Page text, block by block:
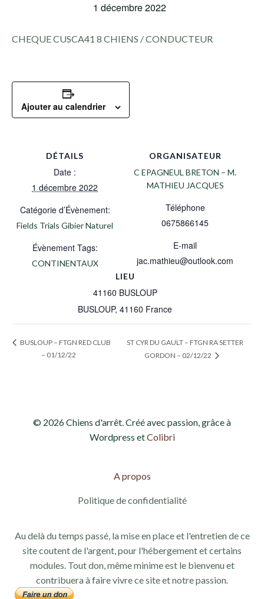
1 décembre 2022
CHEQUE CUSCA41 8 CHIENS / CONDUCTEUR
Ajouter au calendrier
DÉTAILS
Date :
1 décembre 2022
Catégorie d’Évènement:
Fields Trials Gibier Naturel
Évènement Tags:
CONTINENTAUX
LIEU
41160 BUSLOUP
BUSLOUP, 41160 France
ORGANISATEUR
C EPAGNEUL BRETON – M.
MATHIEU JACQUES
Téléphone
0675866145
E-mail
jac.mathieu@outlook.com
BUSLOUP – FTGN RED CLUB
– 01/12/22
ST CYR DU GAULT – FTGN RA SETTER
GORDON – 02/12/22
© 2026 Chiens d'arrêt. Créé avec passion, grâce à
Wordpress etColibri
A propos
Politique de confidentialité
Au delà du temps passé, la mise en place et l'entretien de ce
site coutent de l'argent, pour l'hébergement et certains
modules. Tout don, même minime est le bienvenu et
contribuera à faire vivre ce site et notre passion.